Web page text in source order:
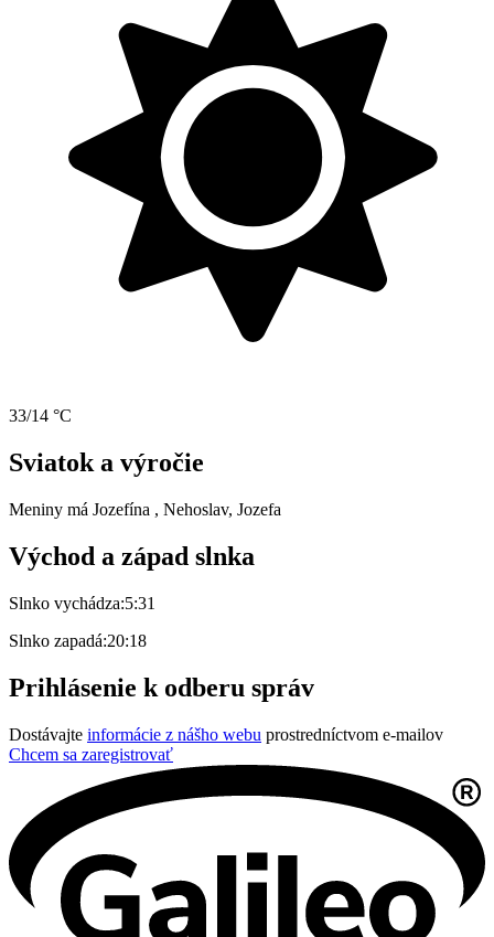
33/14 °C
Sviatok a výročie
Meniny má Jozefína , Nehoslav, Jozefa
Východ a západ slnka
Slnko vychádza:5:31
Slnko zapadá:20:18
Prihlásenie k odberu správ
Dostávajte informácie z nášho webu prostredníctvom e-mailov
Chcem sa zaregistrovať